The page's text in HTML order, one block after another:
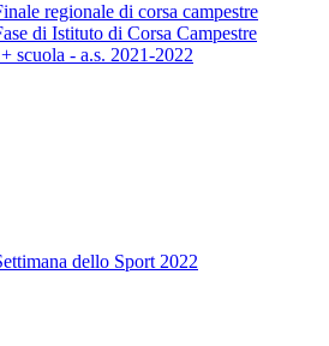
regionale di corsa campestre
di Istituto di Corsa Campestre
scuola - a.s. 2021-2022
dello Sport 2022